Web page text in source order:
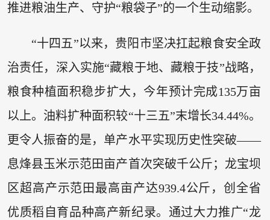
推进粮油生产、守护“粮袋子”的一个生动缩影。
“十四五”以来，贵阳市坚决扛起粮食安全政
治责任，深入实施“藏粮于地、藏粮于技”战略，
粮食种植面积稳步扩大，今年预计完成135万亩
以上。油料扩种面积较“十三五”末增长34.44%。
更令人振奋的是，单产水平实现历史性突破——
息烽县玉米示范田亩产首次突破千公斤；龙宝坝
区超高产示范田最高亩产达939.4公斤，创全省
优质稻自育品种高产新纪录。通过大力推广“龙